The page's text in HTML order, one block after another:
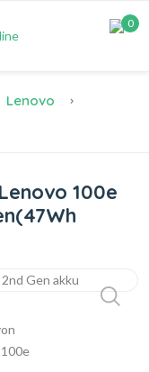
0
Lenovo
100e